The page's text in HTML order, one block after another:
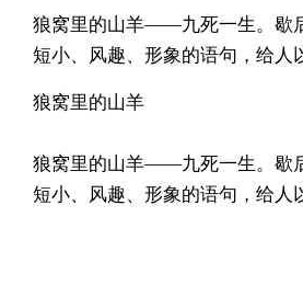
狼窝里的山羊——九死一生。歇
短小、风趣、形象的语句，给人
狼窝里的山羊
狼窝里的山羊——九死一生。歇
短小、风趣、形象的语句，给人